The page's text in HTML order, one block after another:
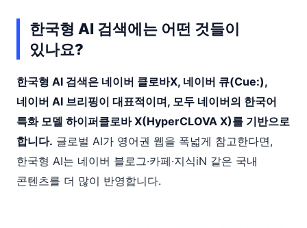
한국형 AI 검색에는 어떤 것들이
있나요?
한국형 AI 검색은 네이버 클로바X, 네이버 큐(Cue:),
네이버 AI 브리핑이 대표적이며, 모두 네이버의 한국어
특화 모델 하이퍼클로바 X(HyperCLOVA X)를 기반으로
합니다. 글로벌 AI가 영어권 웹을 폭넓게 참고한다면,
한국형 AI는 네이버 블로그·카페·지식iN 같은 국내
콘텐츠를 더 많이 반영합니다.